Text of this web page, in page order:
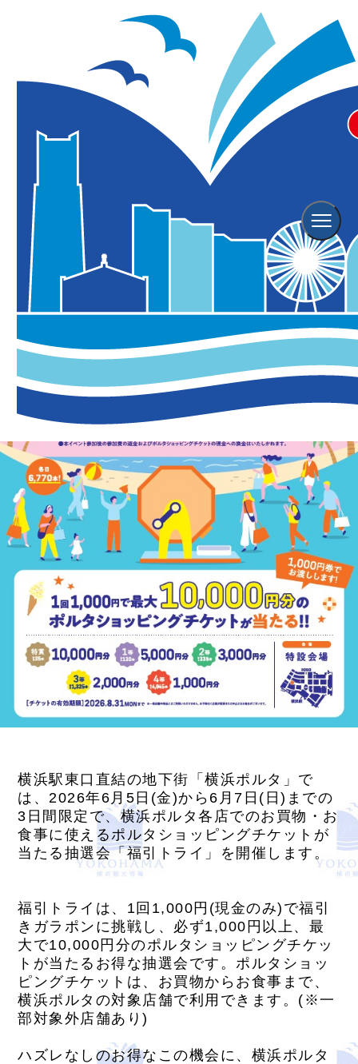
横浜ポルタ ポルタショッピング
チケットが当たる抽選会「福引ト
※こちらのイベントは終了しております。
横浜駅東口直結の地下街「横浜ポルタ」で
は、2026年6月5日(金)から6月7日(日)までの
3日間限定で、横浜ポルタ各店でのお買物・お
食事に使えるポルタショッピングチケットが
当たる抽選会「福引トライ」を開催します。
福引トライは、1回1,000円(現金のみ)で福引
きガラポンに挑戦し、必ず1,000円以上、最
大で10,000円分のポルタショッピングチケッ
トが当たるお得な抽選会です。ポルタショッ
ピングチケットは、お買物からお食事まで、
横浜ポルタの対象店舗で利用できます。(※一
部対象外店舗あり)
ハズレなしのお得なこの機会に、横浜ポルタ